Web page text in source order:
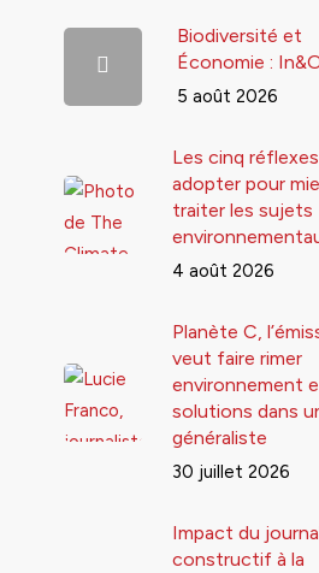
Biodiversité et
Économie :
5 août 2026
Les cinq
adopter pour
traiter les sujets
4 août 2026
Planète C,
veut faire rimer
environnement
solutions dans
généraliste
30 juillet 2026
Impact du
constructif à la